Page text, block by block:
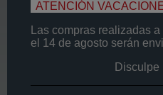
ATENCIÓN
Las compras realizadas
el 14 de agosto serán
Disculpe